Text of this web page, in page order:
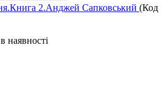
2.Анджей Сапковський (Код
наявності